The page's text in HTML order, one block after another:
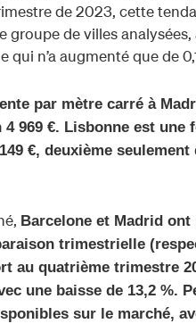
de 2023, cette
groupe de villes
n’a augmenté que de
par mètre carré à
969 €. Lisbonne est
€, deuxième
Barcelone et Madrid
trimestrielle
au quatrième trimestre
une baisse de 13,2 %.
sur le marché,